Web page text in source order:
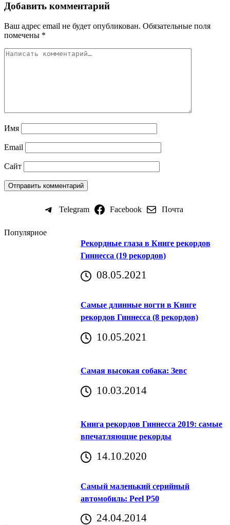
Добавить комментарий
Ваш адрес email не будет опубликован. Обязательные поля
помечены *
Имя
Email
Сайт
Telegram Facebook Почта
Популярное
Рекордные глаза в Книге рекордов
Гиннесса (19 рекордов)
08.05.2021
Самые длинные ногти в Книге
рекордов Гиннесса (8 рекордов)
10.05.2021
Самая высокая собака: Зевс
10.03.2014
Книга рекордов Гиннесса 2019: самые
впечатляющие рекорды
14.10.2020
Самый маленький серийный
автомобиль: Peel P50
24.04.2014